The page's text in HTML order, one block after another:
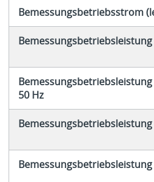
Bemessungsbetriebsstrom
Bemessungsbetriebsleistung
Bemessungsbetriebsleistung
50 Hz
Bemessungsbetriebsleistung
Bemessungsbetriebsleistung